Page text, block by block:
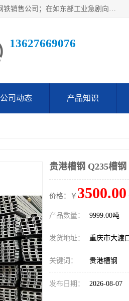
重庆仁邦钢材有限公司是西南地区钢铁物资企业家合资共同在重庆市成立的一家新型现代化钢铁销售公司；在如东部工业急剧向西部转移，西部大建工厂区及国家水利水电项目，我司力抓不断完善自我产品结构优化，让自己的钢铁产品广泛传播于这些大型再建项目
13627669076
公司动态 产品知识
贵港槽钢 Q235槽
价格：￥ 3500.00
产品数量： 9999.00吨
发货地址： 重庆市大渡
关键词： 贵港槽钢
发布日期： 2026-08-07